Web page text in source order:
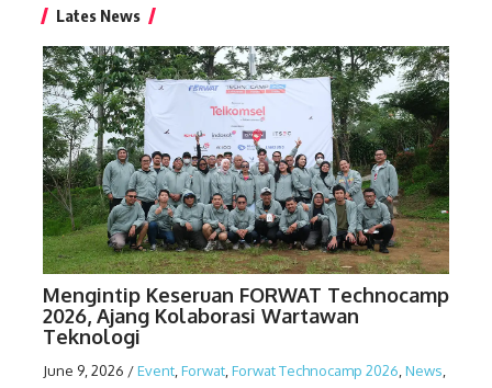
Lates News
Mengintip Keseruan FORWAT Technocamp
2026, Ajang Kolaborasi Wartawan
Teknologi
June 9, 2026 /Event,Forwat,Forwat Technocamp 2026,News,